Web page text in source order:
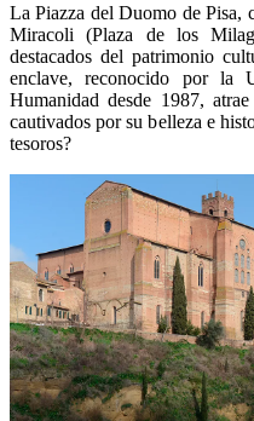
La Piazza del Duomo de Pisa,
Miracoli (Plaza de los
destacados del patrimonio
enclave, reconocido por la
Humanidad desde 1987,
cautivados por su belleza e
tesoros?